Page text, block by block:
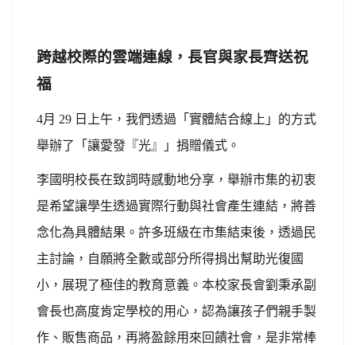
跨越校際的雲端連線，長官與家長齊送祝
福
4月 29 日上午，我們透過「實體結合線上」的方式
舉辦了「讓愛發『光』」捐贈儀式。
李國明校長在致詞時感動地分享，舉辦市集的初衷
是希望讓學生透過實際行動與社會產生連結，將善
念化為具體結果。許多班級在市集結束後，透過民
主討論，自願將全數或部分所得捐出幫助光復國
小，展現了極佳的教育意義。本校家長會劉秉承副
會長也高度肯定學校的用心，認為讓孩子們親手製
作、販售商品，再將盈餘用來回饋社會，是非常棒